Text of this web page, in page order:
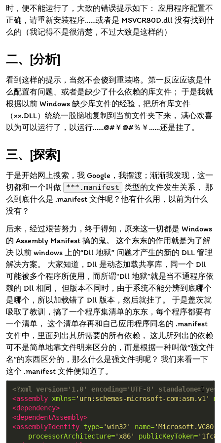
时，便不能运行了，大致的错误提示如下： 应用程序配置不
正确，请重新安装程序……或者是 MSVCR80D.dll 没有找到什
么的（我记得不是很清楚，不过大致是这样的）
[分析]
看到这样的提示，当然不会傻到重装咯。第一反应应该是什
么配置有问题、或者是缺少了什么依赖的库文件； 于是我就
根据以前 Windows 缺少库文件的经验，把所有库文件
（××.DLL）统统一股脑地复制到当前文件夹下来， 满心欢喜
以为可以运行了，以运行……@#￥@#％￥……还是挂了。
[探索]
于是开始网上搜索，我 Google，我摆渡；渐渐我发现，这一
切都和一个叫做
***.manifest
类型的文件发生关系， 那
么到底什么是 .manifest 文件呢？他有什么用，以前为什么
没有？
后来，经过艰苦努力，终于得知，原来这一切都是 Windows
的 Assembly Manifest 搞的鬼。 这个东东的作用就是为了解
决 以前 windows 上的“Dll 地狱” 问题才产生的新的 DLL 管理
解决方案。 大家知道，Dll 是动态加载共享库，同一个 Dll
可能被多个程序所使用，而所谓“Dll 地狱”就是当不通程序依
赖的 Dll 相同， 但版本不同时，由于系统不能分辨到底哪个
是哪个，所以加载错了 Dll 版本，然后就挂了。 于是盖茨就
吸取了教训，搞了一个程序集清单的东东，每个程序都要有
一个清单， 这个清单存再和自己应用程序同名的 .manifest
文件中，里面列出其所需要的所有依赖， 这儿所列出的依赖
可不是简单地靠文件明来区分的，而是根据一种叫做“强文件
名”的东西区分的，那么什么是强文件明呢？ 我们来看一下
这个 .manifest 文件便知道了。
📎
<?xml version='1.0' encoding='UTF-8'
<assembly xmlns='urn:schemas-microsoft-com:asm.v1'
<dependency>
<dependentAssembly>
<assemblyIdentity type='win32' name=
processorArchitecture='x86' publicKeyToken=